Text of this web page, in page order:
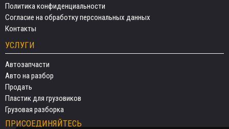
Политика конфиденциальности
Согласие на обработку персональных данных
Контакты
УСЛУГИ
Автозапчасти
Авто на разбор
Продать
Пластик для грузовиков
Грузовая разборка
ПРИСОЕДИНЯЙТЕСЬ